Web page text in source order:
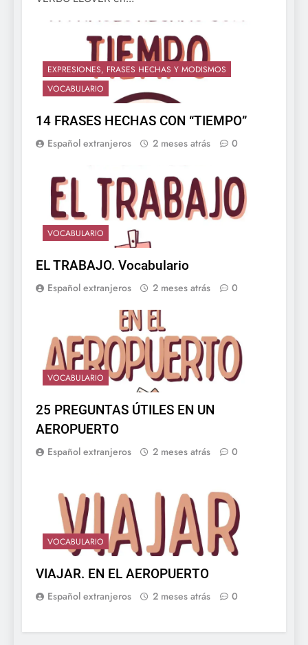
EXPRESIONES, FRASES HECHAS Y MODISMOS
VOCABULARIO
14 FRASES HECHAS CON “TIEMPO”
Español extranjeros 2 meses atrás 0
VOCABULARIO
EL TRABAJO. Vocabulario
Español extranjeros 2 meses atrás 0
VOCABULARIO
25 PREGUNTAS ÚTILES EN UN
AEROPUERTO
Español extranjeros 2 meses atrás 0
VOCABULARIO
VIAJAR. EN EL AEROPUERTO
Español extranjeros 2 meses atrás 0